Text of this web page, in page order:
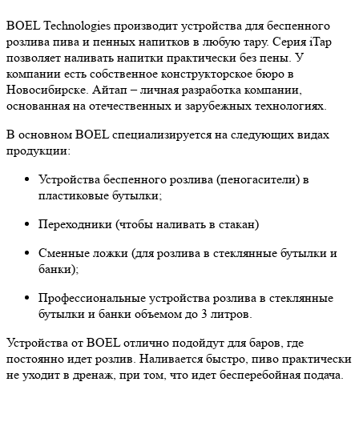
BOEL Technologies производит устройства для беспенного
розлива пива и пенных напитков в любую тару. Серия iTap
позволяет наливать напитки практически без пены. У
компании есть собственное конструкторское бюро в
Новосибирске. Айтап – личная разработка компании,
основанная на отечественных и зарубежных технологиях.
В основном BOEL специализируется на следующих видах
продукции:
Устройства беспенного розлива (пеногасители) в
пластиковые бутылки;
Переходники (чтобы наливать в стакан)
Сменные ложки (для розлива в стеклянные бутылки и
банки);
Профессиональные устройства розлива в стеклянные
бутылки и банки объемом до 3 литров.
Устройства от BOEL отлично подойдут для баров, где
постоянно идет розлив. Наливается быстро, пиво практически
не уходит в дренаж, при том, что идет бесперебойная подача.